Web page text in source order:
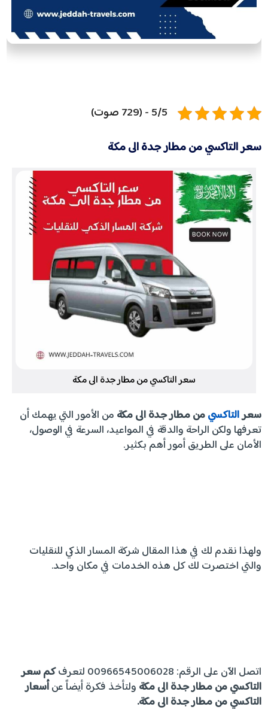
5/5 - (729 صوت)
سعر التاكسي من مطار جدة الى مكة
سعر التاكسي من مطار جدة الى مكة
سعرالتاكسيمن مطار جدة الى مكة من الأمور التي يهمك أن
تعرفها ولكن الراحة والدقة في المواعيد، السرعة في الوصول،
الأمان على الطريق أمور أهم بكثير.
ولهذا نقدم لك في هذا المقال شركة المسار الذكي للنقليات
والتي اختصرت لك كل هذه الخدمات في مكان واحد.
اتصل الآن على الرقم: 00966545006028 لتعرف
كم سعر
التاكسي من مطار جدة الى مكة ولتأخذ فكرة أيضاً عنأسعار
التاكسي من مطار جدة الى مكة.